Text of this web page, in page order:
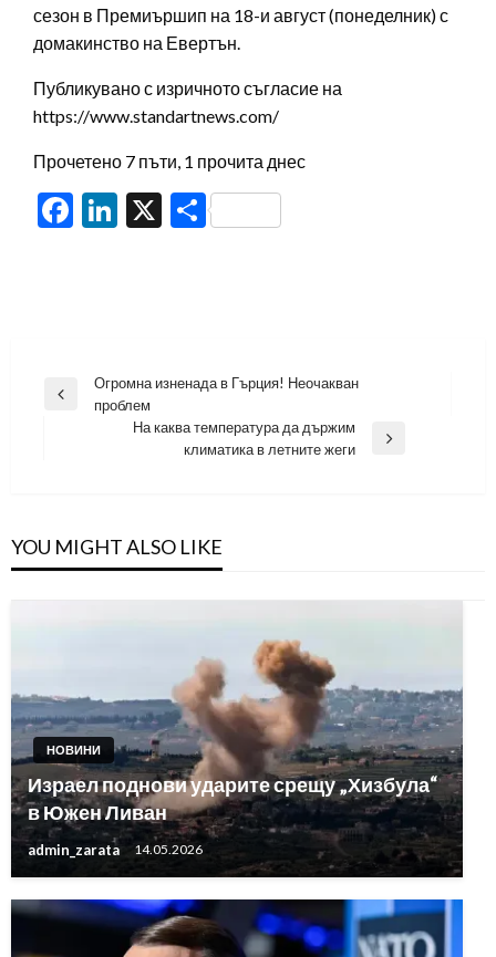
сезон в Премиършип на 18-и август (понеделник) с
домакинство на Евертън.
Публикувано с изричното съгласие на
https://www.standartnews.com/
Прочетено 7 пъти, 1 прочита днес
Facebook
LinkedIn
X Share
Навигация
Previous
Огромна изненада в Гърция! Неочакван
проблем
На каква температура да държим
климатика в летните жеги
YOU MIGHT ALSO LIKE
НОВИНИ
Израел поднови ударите срещу „Хизбула“
в Южен Ливан
admin_zarata 14.05.2026